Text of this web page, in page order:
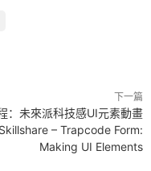
下一篇
：未來派科技感UI元素動畫
Skillshare – Trapcode Form:
Making UI Elements